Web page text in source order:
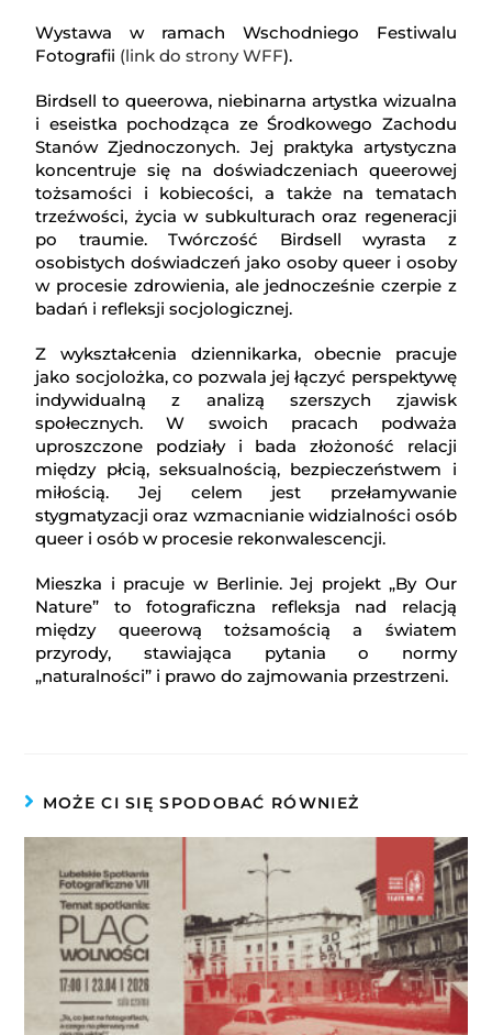
Wystawa w ramach Wschodniego Festiwalu
Fotografii (link do strony WFF).
Birdsell to queerowa, niebinarna artystka wizualna
i eseistka pochodząca ze Środkowego Zachodu
Stanów Zjednoczonych. Jej praktyka artystyczna
koncentruje się na doświadczeniach queerowej
tożsamości i kobiecości, a także na tematach
trzeźwości, życia w subkulturach oraz regeneracji
po traumie. Twórczość Birdsell wyrasta z
osobistych doświadczeń jako osoby queer i osoby
w procesie zdrowienia, ale jednocześnie czerpie z
badań i refleksji socjologicznej.
Z wykształcenia dziennikarka, obecnie pracuje
jako socjolożka, co pozwala jej łączyć perspektywę
indywidualną z analizą szerszych zjawisk
społecznych. W swoich pracach podważa
uproszczone podziały i bada złożoność relacji
między płcią, seksualnością, bezpieczeństwem i
miłością. Jej celem jest przełamywanie
stygmatyzacji oraz wzmacnianie widzialności osób
queer i osób w procesie rekonwalescencji.
Mieszka i pracuje w Berlinie. Jej projekt „By Our
Nature” to fotograficzna refleksja nad relacją
między queerową tożsamością a światem
przyrody, stawiająca pytania o normy
„naturalności” i prawo do zajmowania przestrzeni.
MOŻE CI SIĘ SPODOBAĆ RÓWNIEŻ